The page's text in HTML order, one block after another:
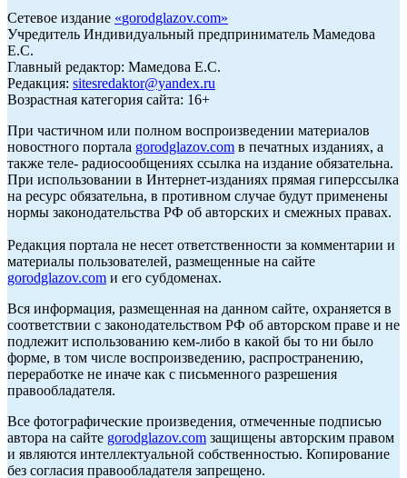
Сетевое издание «gorodglazov.com»
Учредитель Индивидуальный предприниматель Мамедова
Е.С.
Главный редактор: Мамедова Е.С.
Редакция: sitesredaktor@yandex.ru
Возрастная категория сайта: 16+
При частичном или полном воспроизведении материалов
новостного портала gorodglazov.com в печатных изданиях, а
также теле- радиосообщениях ссылка на издание обязательна.
При использовании в Интернет-изданиях прямая гиперссылка
на ресурс обязательна, в противном случае будут применены
нормы законодательства РФ об авторских и смежных правах.
Редакция портала не несет ответственности за комментарии и
материалы пользователей, размещенные на сайте
gorodglazov.com и его субдоменах.
Вся информация, размещенная на данном сайте, охраняется в
соответствии с законодательством РФ об авторском праве и не
подлежит использованию кем-либо в какой бы то ни было
форме, в том числе воспроизведению, распространению,
переработке не иначе как с письменного разрешения
правообладателя.
Все фотографические произведения, отмеченные подписью
автора на сайте gorodglazov.com защищены авторским правом
и являются интеллектуальной собственностью. Копирование
без согласия правообладателя запрещено.